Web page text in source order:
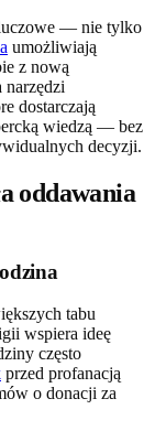
— nie tylko
umożliwiają
z nową
narzędzi
dostarczają
wiedzą — bez
decyzji.
oddawania
tabu
wspiera ideę
często
przed profanacją
o donacji za